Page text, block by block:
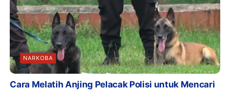
NARKOBA
Cara Melatih Anjing Pelacak Polisi untuk Mencari